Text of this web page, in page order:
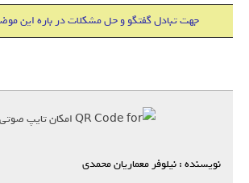
جهت تبادل گفتگو و حل مشکلات در باره این
نویسنده : نیلوفر معماریان محمدی